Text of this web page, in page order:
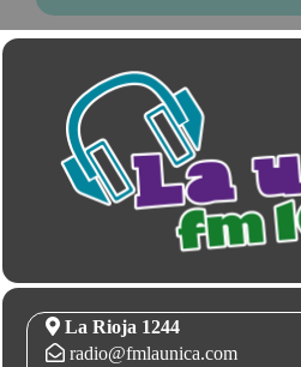
La Rioja 1244
radio@fmlaunica.com